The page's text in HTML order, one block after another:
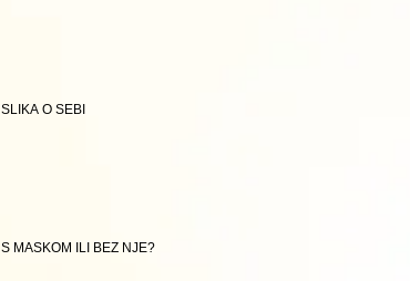
SLIKA O SEBI
S MASKOM ILI BEZ NJE?